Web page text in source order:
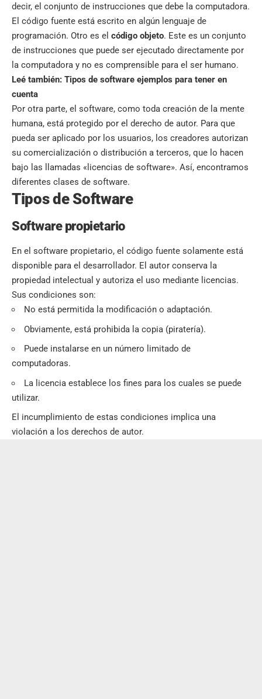
decir, el conjunto de instrucciones que debe la computadora.
El código fuente está escrito en algún lenguaje de
programación. Otro es el código objeto. Este es un conjunto
de instrucciones que puede ser ejecutado directamente por
la computadora y no es comprensible para el ser humano.
Leé también: Tipos de software ejemplos para tener en
cuenta
Por otra parte, el software, como toda creación de la mente
humana, está protegido por el derecho de autor. Para que
pueda ser aplicado por los usuarios, los creadores autorizan
su comercialización o distribución a terceros, que lo hacen
bajo las llamadas «licencias de software». Así, encontramos
diferentes clases de software.
Tipos de Software
Software propietario
En el software propietario, el código fuente solamente está
disponible para el desarrollador. El autor conserva la
propiedad intelectual y autoriza el uso mediante licencias.
Sus condiciones son:
No está permitida la modificación o adaptación.
Obviamente, está prohibida la copia (piratería).
Puede instalarse en un número limitado de
computadoras.
La licencia establece los fines para los cuales se puede
utilizar.
El incumplimiento de estas condiciones implica una
violación a los derechos de autor.